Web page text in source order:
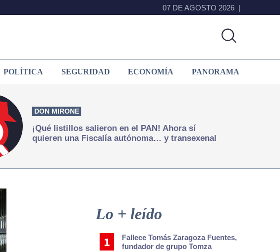
07 DE AGOSTO 2026
POLÍTICA SEGURIDAD ECONOMÍA PANORAMA
DON MIRONE
¡Qué listillos salieron en el PAN! Ahora sí
quieren una Fiscalía autónoma… y transexenal
Sidebar
Lo + leído
Fallece Tomás Zaragoza Fuentes,
fundador de grupo Tomza